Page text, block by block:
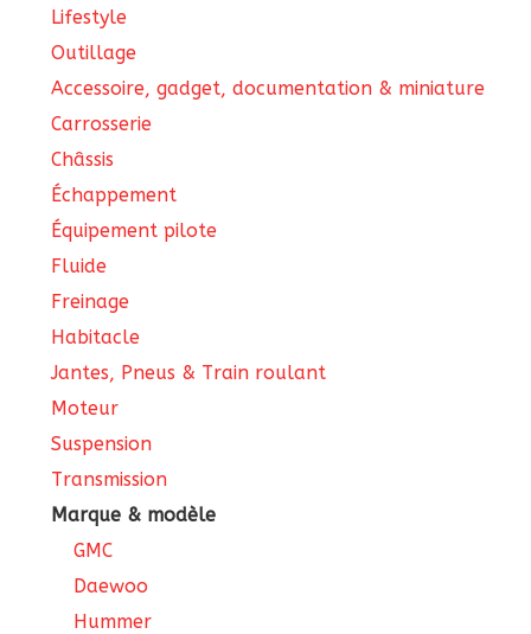
Lifestyle
Outillage
Accessoire, gadget, documentation & miniature
Carrosserie
Châssis
Échappement
Équipement pilote
Fluide
Freinage
Habitacle
Jantes, Pneus & Train roulant
Moteur
Suspension
Transmission
Marque & modèle
GMC
Daewoo
Hummer